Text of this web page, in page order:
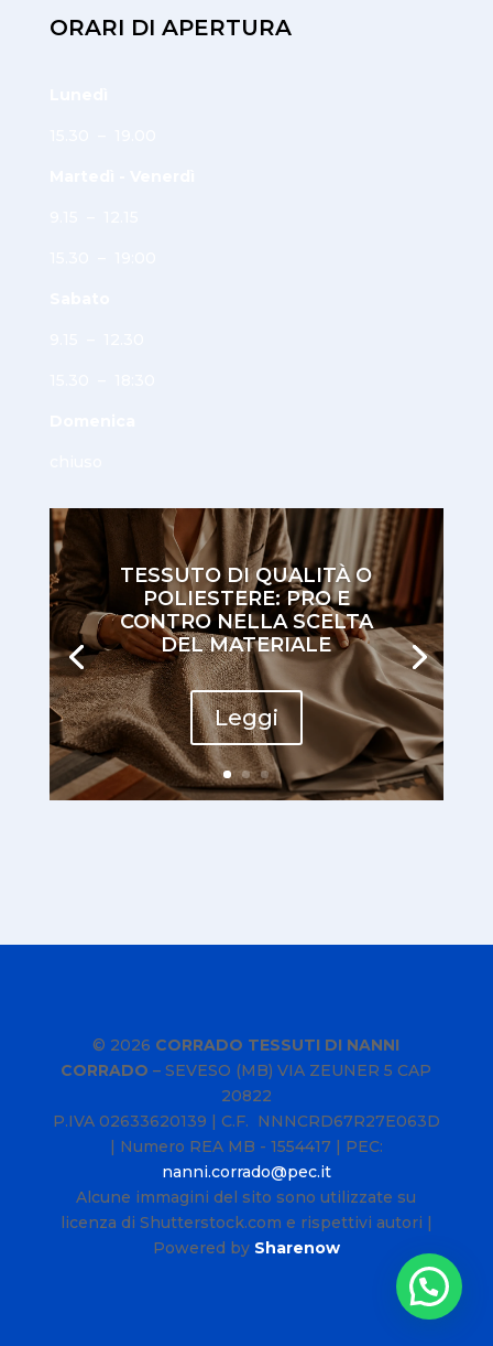
ORARI DI APERTURA
TESSUTO DI QUALITÀ O
POLIESTERE: PRO E
CONTRO NELLA SCELTA
DEL MATERIALE
Leggi
© 2026 CORRADO TESSUTI DI NANNI
CORRADO –SEVESO (MB) VIA ZEUNER 5 CAP
20822
P.IVA 02633620139 | C.F. NNNCRD67R27E063D
| Numero REA MB - 1554417 | PEC:
nanni.corrado@pec.it
Alcune immagini del sito sono utilizzate su
licenza di Shutterstock.com e rispettivi autori |
Powered by Sharenow